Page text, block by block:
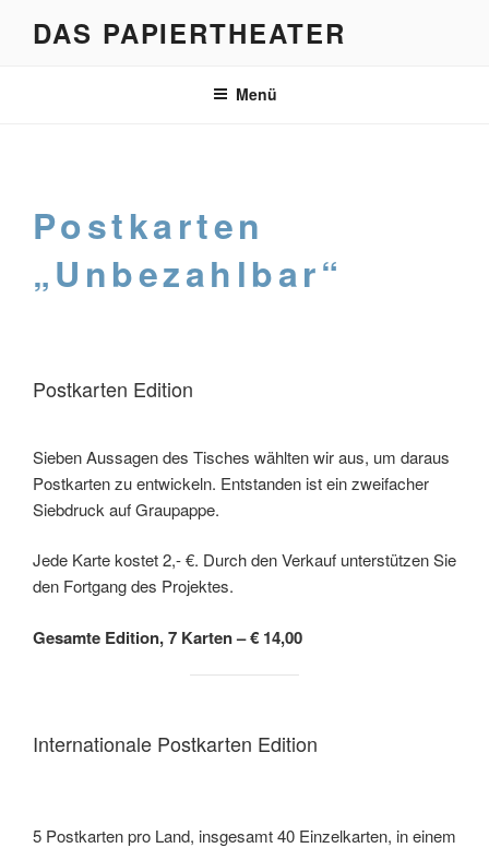
DAS PAPIERTHEATER
Menü
Postkarten
„Unbezahlbar“
Postkarten Edition
Sieben Aussagen des Tisches wählten wir aus, um daraus
Postkarten zu entwickeln. Entstanden ist ein zweifacher
Siebdruck auf Graupappe.
Jede Karte kostet 2,- €. Durch den Verkauf unterstützen Sie
den Fortgang des Projektes.
Gesamte Edition, 7 Karten – € 14,00
Internationale Postkarten Edition
5 Postkarten pro Land, insgesamt 40 Einzelkarten, in einem